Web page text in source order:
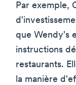
Par exemple,
que Wendy's
instructions
restaurants.
la manière